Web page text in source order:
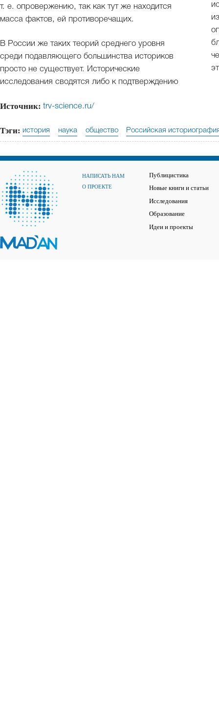
т. е. опровержению, так как тут же находится
масса фактов, ей противоречащих.
В России же таких теорий среднего уровня
среди подавляющего большинства историков
просто не существует. Исторические
исследования сводятся либо к подтверждению
Источник: trv-science.ru/
Тэги: история наука общество Российская
НАПИСАТЬ НАМ
О ПРОЕКТЕ
Публицистика
Новые книги и статьи
Исследования
Образование
Идеи и проекты